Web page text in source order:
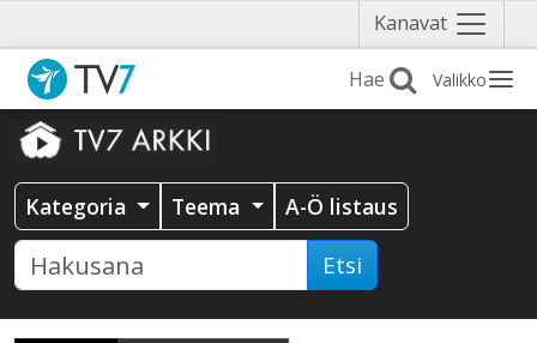
Kanavat Näytä
valikko
Valikko
Kategoria Teema A-Ö listaus
Etsi